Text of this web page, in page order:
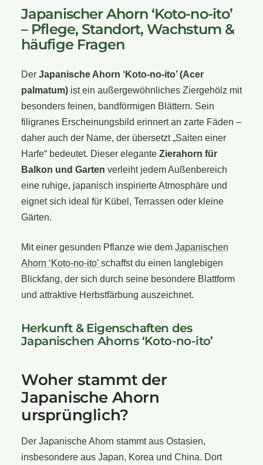
Japanischer Ahorn ‘Koto-no-ito’
– Pflege, Standort, Wachstum &
häufige Fragen
Der Japanische Ahorn ‘Koto-no-ito’ (Acer
palmatum) ist ein außergewöhnliches Ziergehölz mit
besonders feinen, bandförmigen Blättern. Sein
filigranes Erscheinungsbild erinnert an zarte Fäden –
daher auch der Name, der übersetzt „Saiten einer
Harfe“ bedeutet. Dieser elegante Zierahorn für
Balkon und Garten verleiht jedem Außenbereich
eine ruhige, japanisch inspirierte Atmosphäre und
eignet sich ideal für Kübel, Terrassen oder kleine
Gärten.
Mit einer gesunden Pflanze wie dem Japanischen
Ahorn ‘Koto-no-ito’ schaffst du einen langlebigen
Blickfang, der sich durch seine besondere Blattform
und attraktive Herbstfärbung auszeichnet.
Herkunft & Eigenschaften des
Japanischen Ahorns ‘Koto-no-ito’
Woher stammt der
Japanische Ahorn
ursprünglich?
Der Japanische Ahorn stammt aus Ostasien,
insbesondere aus Japan, Korea und China. Dort